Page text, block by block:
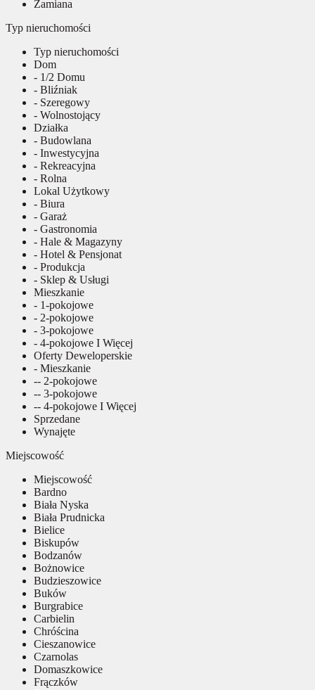
Zamiana
Typ nieruchomości
Typ nieruchomości
Dom
- 1/2 Domu
- Bliźniak
- Szeregowy
- Wolnostojący
Działka
- Budowlana
- Inwestycyjna
- Rekreacyjna
- Rolna
Lokal Użytkowy
- Biura
- Garaż
- Gastronomia
- Hale & Magazyny
- Hotel & Pensjonat
- Produkcja
- Sklep & Usługi
Mieszkanie
- 1-pokojowe
- 2-pokojowe
- 3-pokojowe
- 4-pokojowe I Więcej
Oferty Deweloperskie
- Mieszkanie
-- 2-pokojowe
-- 3-pokojowe
-- 4-pokojowe I Więcej
Sprzedane
Wynajęte
Miejscowość
Miejscowość
Bardno
Biała Nyska
Biała Prudnicka
Bielice
Biskupów
Bodzanów
Bożnowice
Budzieszowice
Buków
Burgrabice
Carbielin
Chróścina
Cieszanowice
Czarnolas
Domaszkowice
Frączków